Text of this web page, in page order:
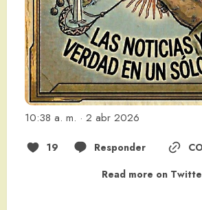
10:38 a. m. · 2 abr 2026
19 Responder
Read more on